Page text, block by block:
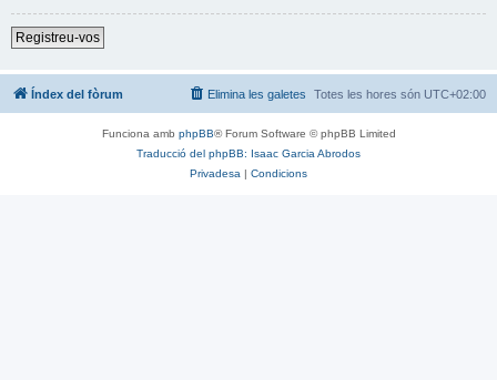
Registreu-vos
Índex del fòrum Totes les hores són UTC+02:00
Elimina les galetes
Funciona amb phpBB® Forum Software © phpBB Limited
Traducció del phpBB: Isaac Garcia Abrodos
Privadesa | Condicions